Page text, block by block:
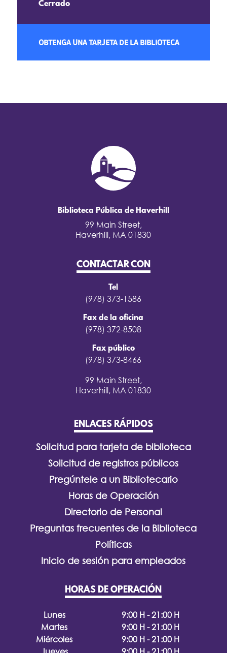
Cerrado
OBTENGA UNA TARJETA DE LA BIBLIOTECA
Biblioteca Pública de Haverhill
99 Main Street,
Haverhill, MA 01830
CONTACTAR CON
Tel
(978) 373-1586
Fax de la oficina
(978) 372-8508
Fax público
(978) 373-8466
99 Main Street,
Haverhill, MA 01830
ENLACES RÁPIDOS
Solicitud para tarjeta de biblioteca
Solicitud de registros públicos
Pregúntele a un Bibliotecario
Horas de Operación
Directorio de Personal
Preguntas frecuentes de la Biblioteca
Políticas
Inicio de sesión para empleados
HORAS DE OPERACIÓN
Lunes
9:00 H - 21:00 H
Martes
9:00 H - 21:00 H
Miércoles
9:00 H - 21:00 H